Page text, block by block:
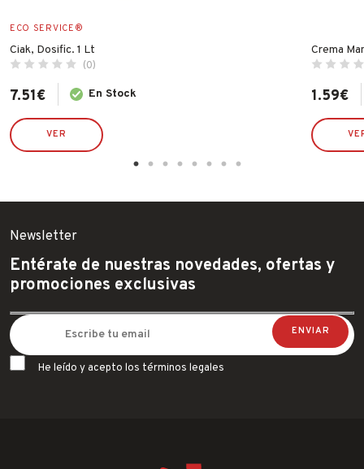
ECO SERVICE®
Ciak, Dosific. 1 Lt
(0)
7.51€ En Stock
VER
Crema
1.59€
Newsletter
Entérate de nuestras novedades, ofertas y
promociones exclusivas
He leído y acepto los términos legales